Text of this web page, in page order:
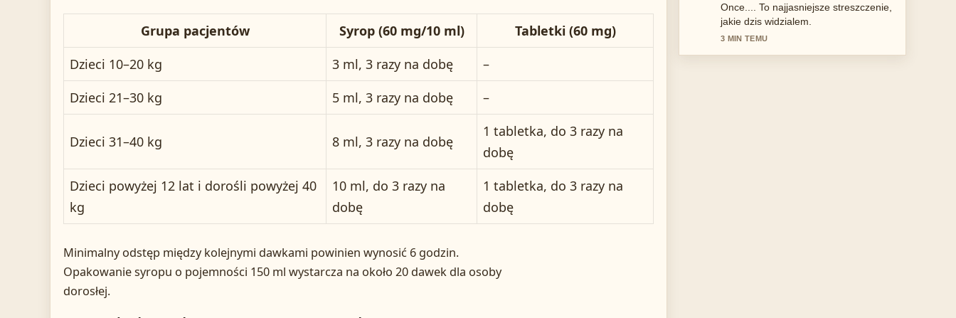
Grupa pacjentów Syrop (60 mg/10 ml)
Tabletki (60 mg)
Dzieci 10–20 kg
3 ml, 3 razy na dobę
–
Dzieci 21–30 kg
5 ml, 3 razy na dobę –
Dzieci 31–40 kg 8 ml, 3 razy na dobę
1 tabletka, do 3 razy na
dobę
Dzieci powyżej 12 lat i dorośli powyżej 40
kg
10 ml, do 3 razy na
dobę
1 tabletka, do 3 razy na
dobę
Minimalny odstęp między kolejnymi dawkami powinien wynosić 6 godzin.
Opakowanie syropu o pojemności 150 ml wystarcza na około 20 dawek dla osoby
dorosłej.
doceniam wywazony ton.
5 MIN TEMU